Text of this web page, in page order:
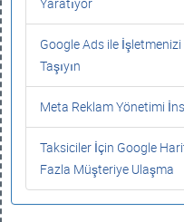
Google Ads ile İşletmenizi
Taşıyın
Meta Reklam Yönetimi
Taksiciler İçin Google
Fazla Müşteriye Ulaşma